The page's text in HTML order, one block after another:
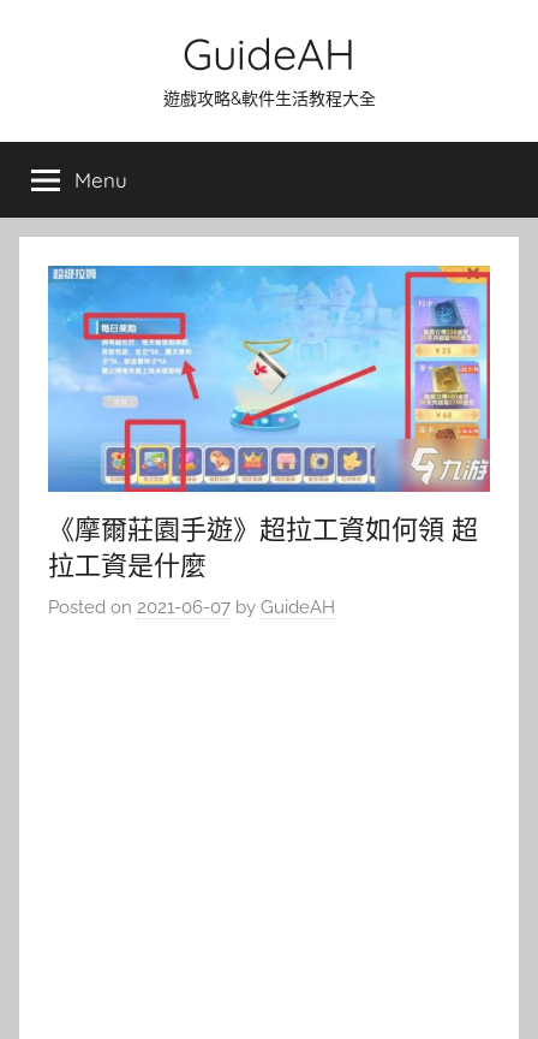
GuideAH
遊戲攻略&軟件生活教程大全
Menu
《摩爾莊園手遊》超拉工資如何領 超
拉工資是什麼
Posted on 2021-06-07 by GuideAH